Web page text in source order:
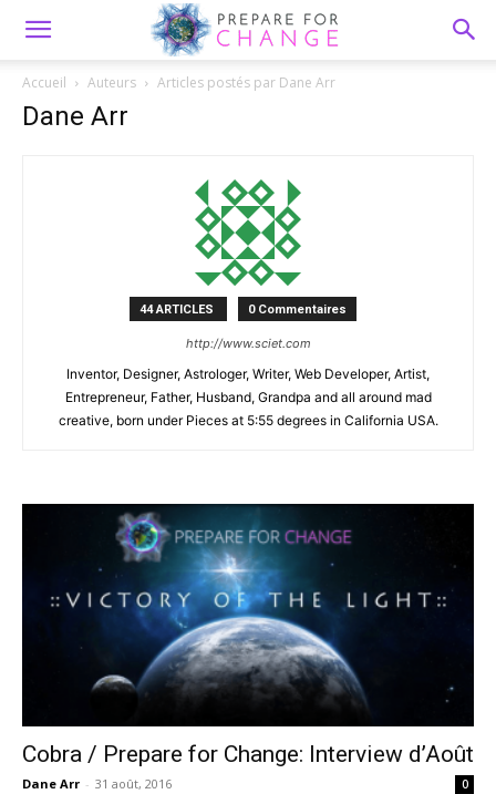
Accueil Auteurs Articles postés par Dane Arr
Dane Arr
44 ARTICLES 0 Commentaires
http://www.sciet.com
Inventor, Designer, Astrologer, Writer, Web Developer, Artist,
Entrepreneur, Father, Husband, Grandpa and all around mad
creative, born under Pieces at 5:55 degrees in California USA.
Cobra / Prepare for Change: Interview d’Août
Dane Arr - 31 août, 2016 0